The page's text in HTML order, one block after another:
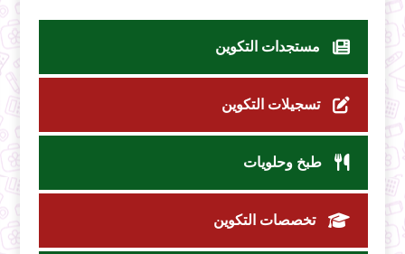
مستجدات التكوين
تسجيلات التكوين
طبخ وحلويات
تخصصات التكوين